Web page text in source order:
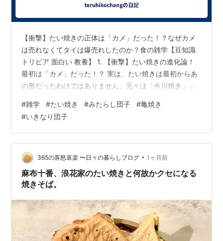
【衝撃】たい焼きの正体は「カメ」だった！？なぜカメ
は売れなくてタイは爆売れしたのか？食の雑学【豆知識
トリビア 面白い 教養】 1. 【衝撃】たい焼きの進化論！
最初は「カメ」だった！？ 実は、たい焼きは最初からあ
の形だったわけではありません。元々は「今川焼き」と
からタイへの大逆転 明治時代、最初は「カメ焼き」とし
て売られていた。カメも縁起が良いはずなのに、なぜか
全然売れなかった。形を「タイ」に変えた瞬間に爆売
れ！「めでたい」という言葉との組み合わせが、日本人
の心にヒットした。【例題】もしiPhoneが「四角」じゃ
なく「星型」だったら？使いにく…
#雑学 #たい焼き #みたらし団子 #亀焼き
#いきなり団子
365の喜怒哀楽 〜日々の暮らしブログ • 1ヶ月前
麻布十番、浪花家のたい焼きと何故かクセになる
焼きそば。